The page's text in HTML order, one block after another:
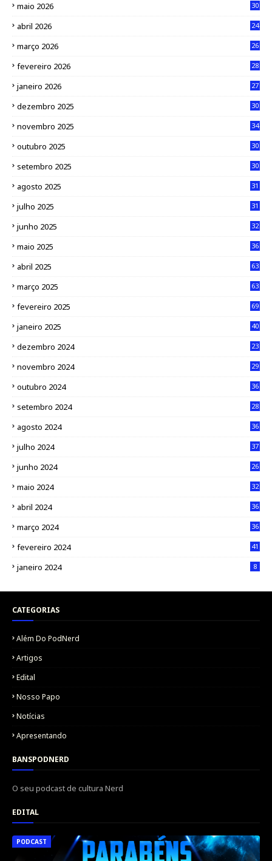
maio 2026 30
abril 2026 24
março 2026 26
fevereiro 2026 28
janeiro 2026 27
dezembro 2025 30
novembro 2025 34
outubro 2025 30
setembro 2025 30
agosto 2025 31
julho 2025 31
junho 2025 32
maio 2025 36
abril 2025 63
março 2025 63
fevereiro 2025 69
janeiro 2025 40
dezembro 2024 23
novembro 2024 29
outubro 2024 36
setembro 2024 28
agosto 2024 36
julho 2024 37
junho 2024 26
maio 2024 32
abril 2024 36
março 2024 36
fevereiro 2024 41
janeiro 2024 8
CATEGORIAS
Além Do PodNerd
Artigos
Edital
Nosso Papo
Notícias
Apresentando
BANSPODNERD
O seu podcast de cultura Nerd
EDITAL
PODCAST